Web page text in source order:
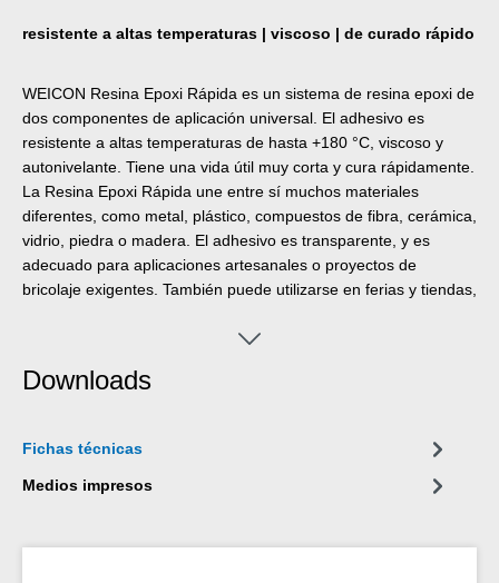
resistente a altas temperaturas | viscoso | de curado rápido
WEICON Resina Epoxi Rápida es un sistema de resina epoxi de
dos componentes de aplicación universal. El adhesivo es
resistente a altas temperaturas de hasta +180 °C, viscoso y
autonivelante. Tiene una vida útil muy corta y cura rápidamente.
La Resina Epoxi Rápida une entre sí muchos materiales
diferentes, como metal, plástico, compuestos de fibra, cerámica,
vidrio, piedra o madera. El adhesivo es transparente, y es
adecuado para aplicaciones artesanales o proyectos de
bricolaje exigentes. También puede utilizarse en ferias y tiendas,
Downloads
Fichas técnicas
Medios impresos